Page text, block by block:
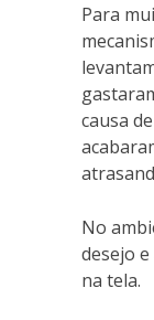
Para
causa
No
desejo
na tela.